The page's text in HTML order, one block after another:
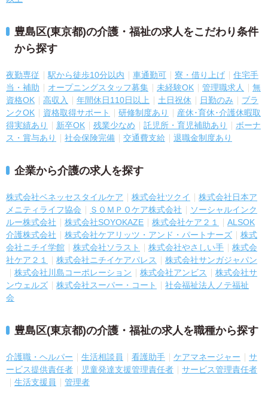
豊島区(東京都)の介護・福祉の求人をこだわり条件
から探す
夜勤専従 駅から徒歩10分以内 車通勤可 寮・借り上げ
住宅手
当・補助
オープニングスタッフ募集 未経験OK 管理職求人
無
資格OK
高収入 年間休日110日以上 土日祝休 日勤のみ
ブラ
ンクOK
資格取得サポート 研修制度あり
産休･育休･介護休暇取
得実績あり
新卒OK 残業少なめ 託児所・育児補助あり
ボーナ
ス・賞与あり
社会保険完備 交通費支給 退職金制度あり
企業から介護の求人を探す
株式会社ベネッセスタイルケア 株式会社ツクイ
株式会社日本ア
メニティライフ協会
ＳＯＭＰＯケア株式会社
ソーシャルインク
ルー株式会社
株式会社SOYOKAZE 株式会社ケア２１
ALSOK
介護株式会社
株式会社ケアリッツ・アンド・パートナーズ
株式
会社ニチイ学館
株式会社ソラスト 株式会社やさしい手
株式会
社ケア２１
株式会社ニチイケアパレス
株式会社サンガジャパン
株式会社川島コーポレーション
株式会社アンビス
株式会社サ
ンウェルズ
株式会社スーパー・コート
社会福祉法人ノテ福祉
会
豊島区(東京都)の介護・福祉の求人を職種から探す
介護職・ヘルパー 生活相談員 看護助手 ケアマネージャー
サ
ービス提供責任者
児童発達支援管理責任者
サービス管理責任者
生活支援員
管理者